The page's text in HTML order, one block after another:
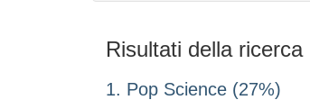
Risultati della ricerca
1. Pop Science (27%)